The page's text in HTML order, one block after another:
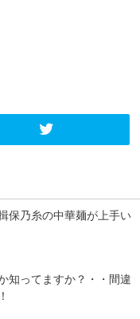
保乃糸の中華麺が上手い
知ってますか？・・間違